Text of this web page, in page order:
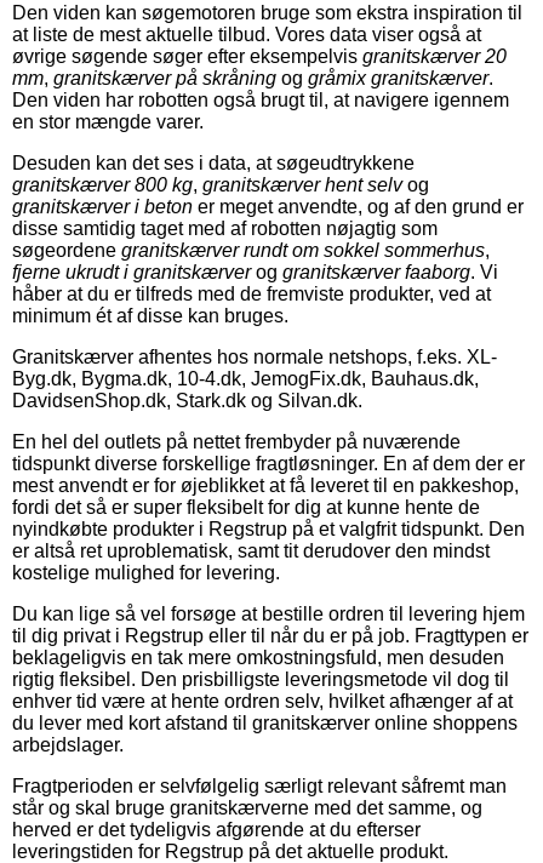
Den viden kan søgemotoren bruge som ekstra inspiration til
at liste de mest aktuelle tilbud. Vores data viser også at
øvrige søgende søger efter eksempelvis granitskærver 20
mm, granitskærver på skråning og gråmix granitskærver.
Den viden har robotten også brugt til, at navigere igennem
en stor mængde varer.
Desuden kan det ses i data, at søgeudtrykkene
granitskærver 800 kg, granitskærver hent selvog
granitskærver i beton er meget anvendte, og af den grund er
disse samtidig taget med af robotten nøjagtig som
søgeordene granitskærver rundt om sokkel sommerhus,
fjerne ukrudt i granitskærverog granitskærver faaborg. Vi
håber at du er tilfreds med de fremviste produkter, ved at
minimum ét af disse kan bruges.
Granitskærver afhentes hos normale netshops, f.eks. XL-
Byg.dk, Bygma.dk, 10-4.dk, JemogFix.dk, Bauhaus.dk,
DavidsenShop.dk, Stark.dk og Silvan.dk.
En hel del outlets på nettet frembyder på nuværende
tidspunkt diverse forskellige fragtløsninger. En af dem der er
mest anvendt er for øjeblikket at få leveret til en pakkeshop,
fordi det så er super fleksibelt for dig at kunne hente de
nyindkøbte produkter i Regstrup på et valgfrit tidspunkt. Den
er altså ret uproblematisk, samt tit derudover den mindst
kostelige mulighed for levering.
Du kan lige så vel forsøge at bestille ordren til levering hjem
til dig privat i Regstrup eller til når du er på job. Fragttypen er
beklageligvis en tak mere omkostningsfuld, men desuden
rigtig fleksibel. Den prisbilligste leveringsmetode vil dog til
enhver tid være at hente ordren selv, hvilket afhænger af at
du lever med kort afstand til granitskærver online shoppens
arbejdslager.
Fragtperioden er selvfølgelig særligt relevant såfremt man
står og skal bruge granitskærverne med det samme, og
herved er det tydeligvis afgørende at du efterser
leveringstiden for Regstrup på det aktuelle produkt.